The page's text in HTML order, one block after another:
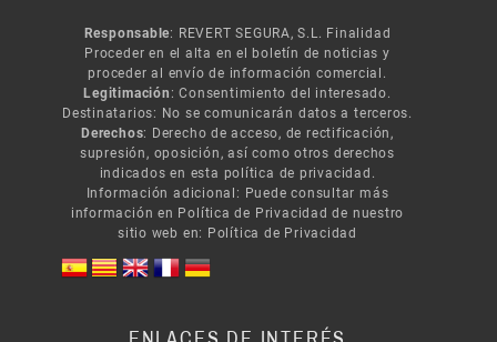
Responsable: REVERT SEGURA, S.L. Finalidad
Proceder en el alta en el boletín de noticias y
proceder al envío de información comercial.
Legitimación : Consentimiento del interesado.
Destinatarios: No se comunicarán datos a terceros.
Derechos: Derecho de acceso, de rectificación,
supresión, oposición, así como otros derechos
indicados en esta política de privacidad.
Información adicional: Puede consultar más
información en Política de Privacidad de nuestro
sitio web en: Política de Privacidad